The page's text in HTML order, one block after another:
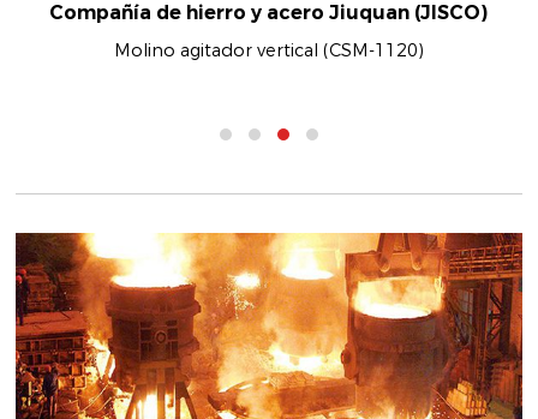
Compañía de hierro y acero Jiuquan (JISCO)
Molino agitador vertical (CSM-1120)